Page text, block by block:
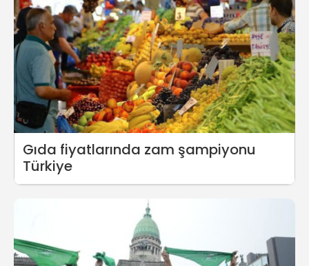
Gıda fiyatlarında zam şampiyonu
Türkiye